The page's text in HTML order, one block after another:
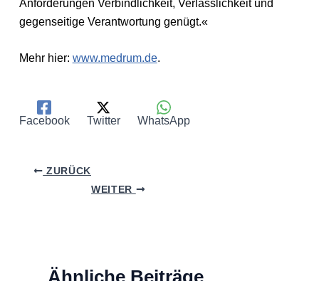
Anforderungen Verbindlichkeit, Verlässlichkeit und
gegenseitige Verantwortung genügt.«
Mehr hier: www.medrum.de.
Facebook Twitter WhatsApp
ZURÜCK
WEITER
Ähnliche Beiträge